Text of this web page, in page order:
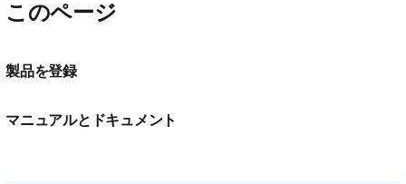
このページ
製品を登録
マニュアルとドキュメント